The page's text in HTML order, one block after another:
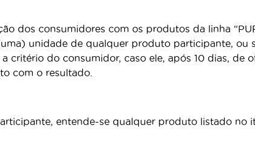
dos consumidores com os produtos da linha
unidade de qualquer produto participante,
critério do consumidor, caso ele, após 10 dias, de
com o resultado.
entende-se qualquer produto listado no